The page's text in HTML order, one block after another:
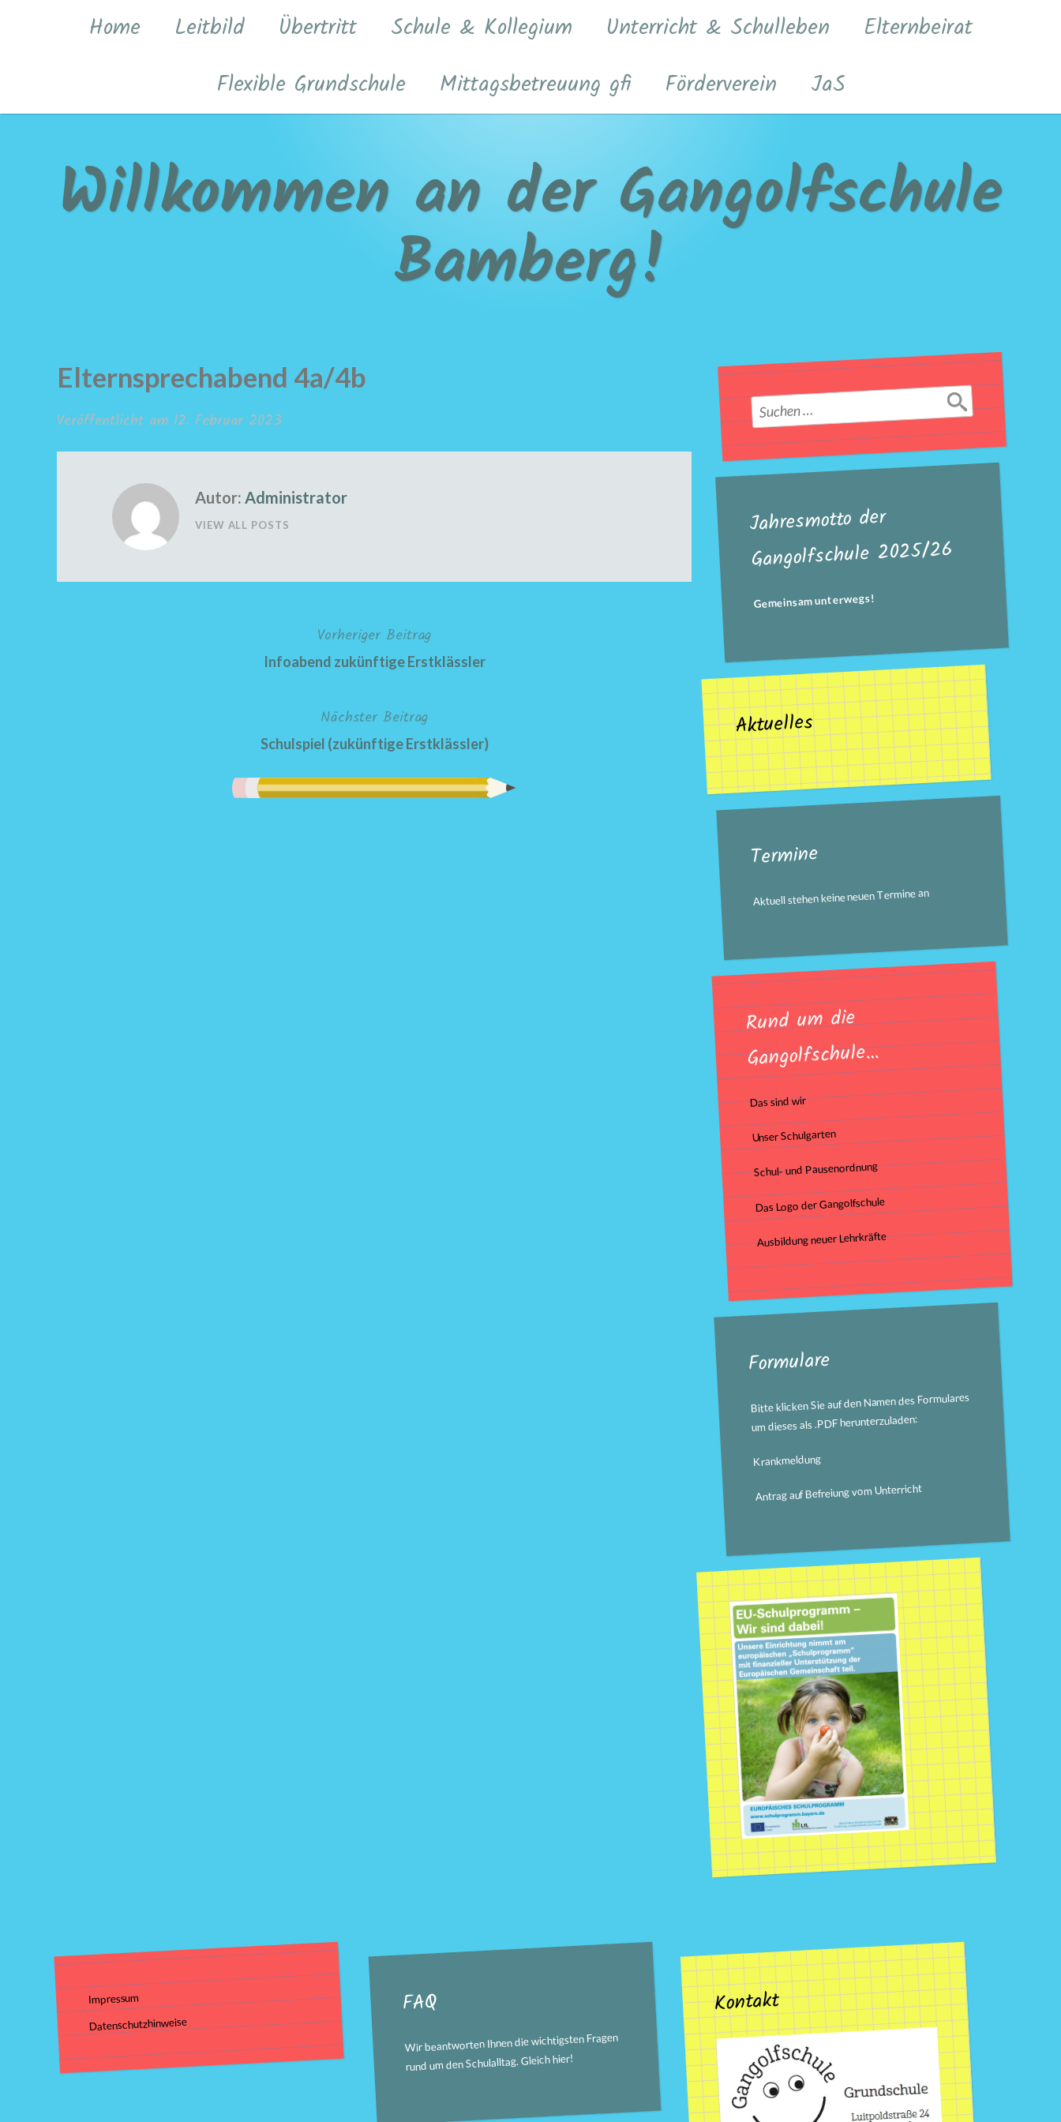
Home Leitbild Übertritt Schule & Kollegium Unterricht & Schulleben
Elternbeirat
Flexible Grundschule
Mittagsbetreuung gfi Förderverein JaS
Willkommen an der Gangolfschule
Bamberg!
Elternsprechabend 4a/4b
Veröffentlicht am 12. Februar 2023
Autor: Administrator
VIEW ALL POSTS
Vorheriger Beitrag
Infoabend zukünftige Erstklässler
Nächster Beitrag
Schulspiel (zukünftige Erstklässler)
Suchen
nach:
Jahresmotto der
Gangolfschule 2025/26
Gemeinsam unterwegs!
Aktuelles
Termine
Aktuell stehen keine neuen Termine an
Rund um die
Gangolfschule…
Das sind wir
Unser Schulgarten
Schul- und Pausenordnung
Das Logo der Gangolfschule
Ausbildung neuer Lehrkräfte
Formulare
Bitte klicken Sie auf den Namen des Formulares
um dieses als .PDF herunterzuladen:
Krankmeldung
Antrag auf Befreiung vom Unterricht
Impressum
Datenschutzhinweise
FAQ
Wir beantworten Ihnen die wichtigsten Fragen
rund um den Schulalltag. Gleichhier!
Kontakt